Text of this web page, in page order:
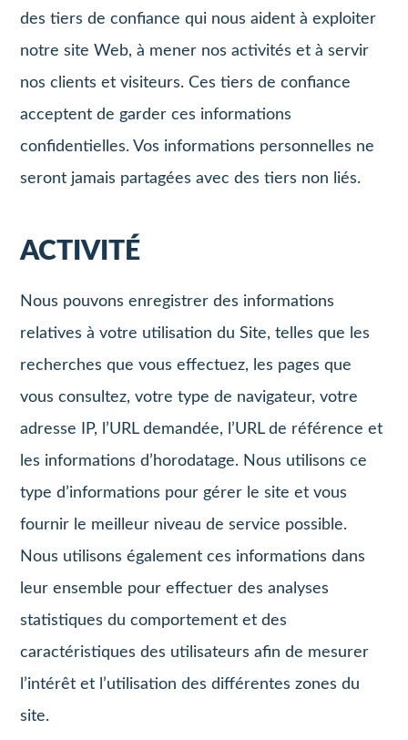
des tiers de confiance qui nous aident à exploiter
notre site Web, à mener nos activités et à servir
nos clients et visiteurs. Ces tiers de confiance
acceptent de garder ces informations
confidentielles. Vos informations personnelles ne
seront jamais partagées avec des tiers non liés.
ACTIVITÉ
Nous pouvons enregistrer des informations
relatives à votre utilisation du Site, telles que les
recherches que vous effectuez, les pages que
vous consultez, votre type de navigateur, votre
adresse IP, l’URL demandée, l’URL de référence et
les informations d’horodatage. Nous utilisons ce
type d’informations pour gérer le site et vous
fournir le meilleur niveau de service possible.
Nous utilisons également ces informations dans
leur ensemble pour effectuer des analyses
statistiques du comportement et des
caractéristiques des utilisateurs afin de mesurer
l’intérêt et l’utilisation des différentes zones du
site.